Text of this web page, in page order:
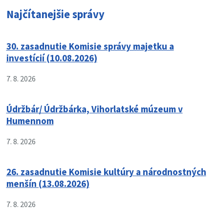
Najčítanejšie správy
30. zasadnutie Komisie správy majetku a
investícií (10.08.2026)
7. 8. 2026
Údržbár/ Údržbárka, Vihorlatské múzeum v
Humennom
7. 8. 2026
26. zasadnutie Komisie kultúry a národnostných
menšín (13.08.2026)
7. 8. 2026